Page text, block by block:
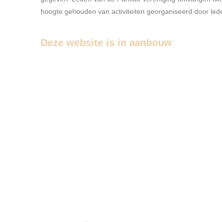
hoogte gehouden van activiteiten georganiseerd door
Deze website is in aanbouw